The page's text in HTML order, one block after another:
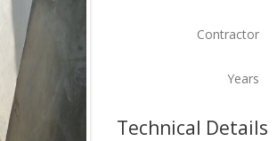
Contractor
Years
Technical Details